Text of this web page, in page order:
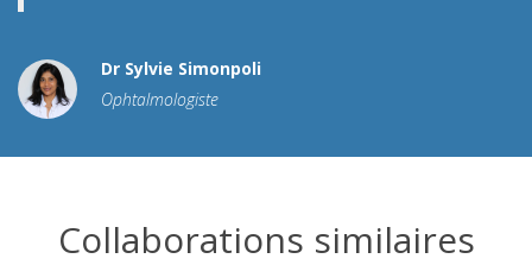
Dr Sylvie Simonpoli
Ophtalmologiste
Collaborations similaires